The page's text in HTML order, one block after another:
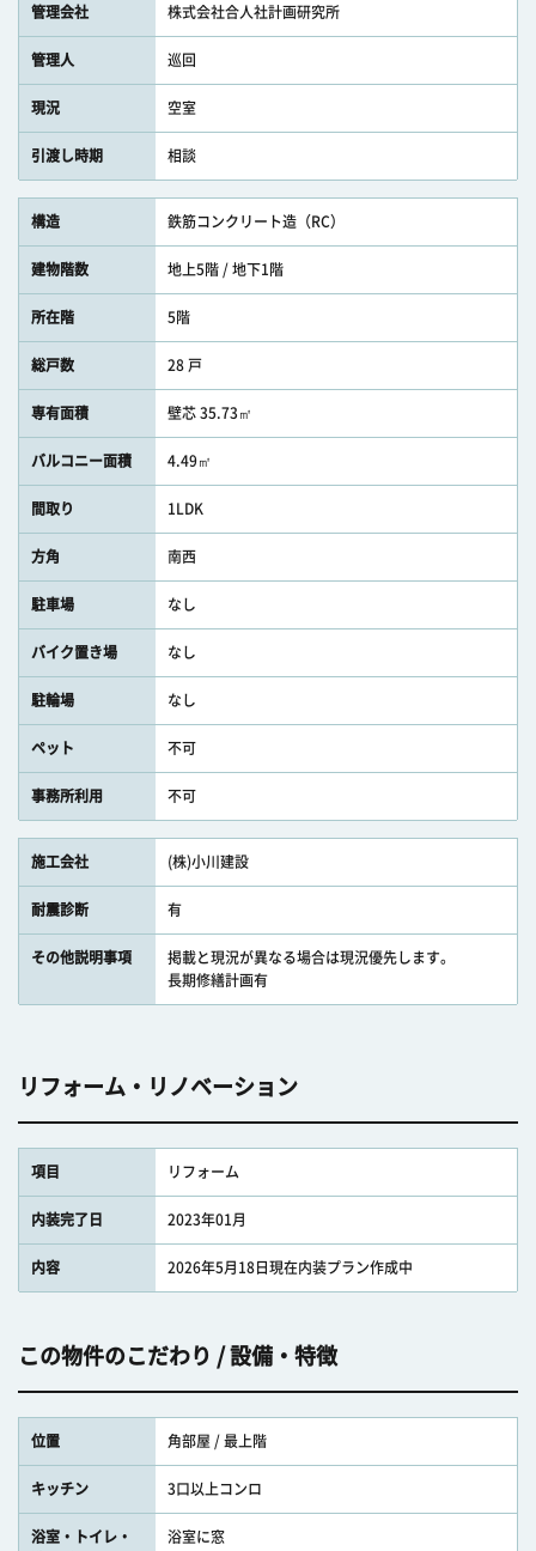
管理会社 株式会社合人社計画研究所
管理人 巡回
現況 空室
引渡し時期 相談
構造 鉄筋コンクリート造（RC）
建物階数 地上5階 / 地下1階
所在階 5階
総戸数 28 戸
専有面積 壁芯 35.73㎡
バルコニー面積 4.49㎡
間取り 1LDK
方角 南西
駐車場 なし
バイク置き場 なし
駐輪場 なし
ペット 不可
事務所利用 不可
施工会社 (株)小川建設
耐震診断 有
その他説明事項
掲載と現況が異なる場合は現況優先します。
長期修繕計画有
リフォーム・リノベーション
項目 リフォーム
内装完了日 2023年01月
内容 2026年5月18日現在内装プラン作成中
この物件のこだわり / 設備・特徴
位置 角部屋 / 最上階
キッチン 3口以上コンロ
浴室・トイレ・
浴室に窓